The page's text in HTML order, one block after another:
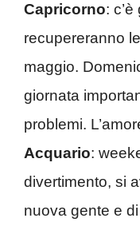
Capricorno:
recupereranno
maggio.
giornata
problemi.
Acquario:
divertimento, si
nuova gente e